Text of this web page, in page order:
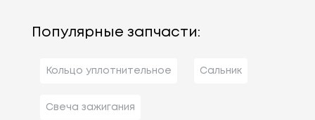
Популярные запчасти:
Кольцо уплотнительное Сальник
Свеча зажигания